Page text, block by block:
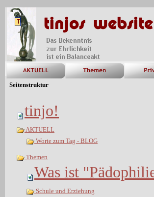
Seitenstruktur
tinjo!
AKTUELL
Worte zum Tag - BLOG
Themen
Was ist
Schule und Erziehung